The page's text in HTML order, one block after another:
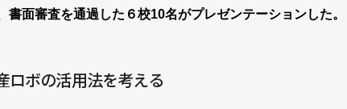
書面審査を通過した６校10名がプレゼンテーションした。
ロボの活用法を考える